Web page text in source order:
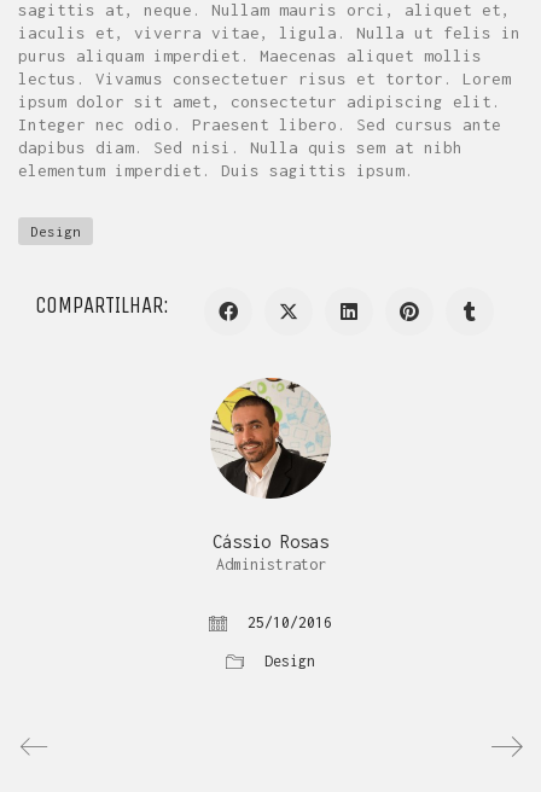
sagittis at, neque. Nullam mauris orci, aliquet et,
iaculis et, viverra vitae, ligula. Nulla ut felis in
purus aliquam imperdiet. Maecenas aliquet mollis
lectus. Vivamus consectetuer risus et tortor. Lorem
ipsum dolor sit amet, consectetur adipiscing elit.
Integer nec odio. Praesent libero. Sed cursus ante
dapibus diam. Sed nisi. Nulla quis sem at nibh
elementum imperdiet. Duis sagittis ipsum.
Design
COMPARTILHAR:
Cássio Rosas
Administrator
25/10/2016
Design